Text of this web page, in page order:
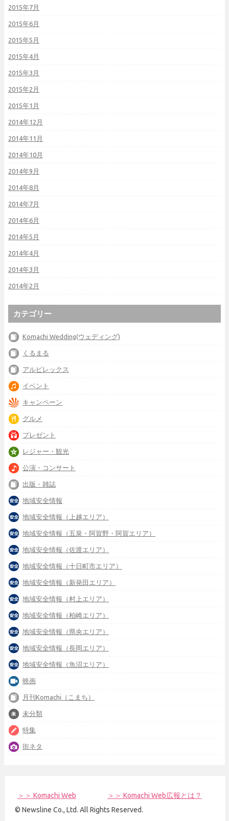
2015年7月
2015年6月
2015年5月
2015年4月
2015年3月
2015年2月
2015年1月
2014年12月
2014年11月
2014年10月
2014年9月
2014年8月
2014年7月
2014年6月
2014年5月
2014年4月
2014年3月
2014年2月
カテゴリー
Komachi Wedding(ウェディング)
くるまる
アルビレックス
イベント
キャンペーン
グルメ
プレゼント
レジャー・観光
公演・コンサート
出版・雑誌
地域安全情報
地域安全情報（上越エリア）
地域安全情報（五泉・阿賀野・阿賀エリア）
地域安全情報（佐渡エリア）
地域安全情報（十日町市エリア）
地域安全情報（新発田エリア）
地域安全情報（村上エリア）
地域安全情報（柏崎エリア）
地域安全情報（県央エリア）
地域安全情報（長岡エリア）
地域安全情報（魚沼エリア）
映画
月刊Komachi（こまち）
未分類
特集
街ネタ
＞＞ Komachi Web
＞＞ Komachi Web広報とは？
© Newsline Co., Ltd. All Rights Reserved.